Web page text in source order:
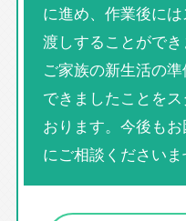
に進め、作業後に
渡しすることができ
ご家族の新生活の
できましたことを
おります。今後も
にご相談くださいま